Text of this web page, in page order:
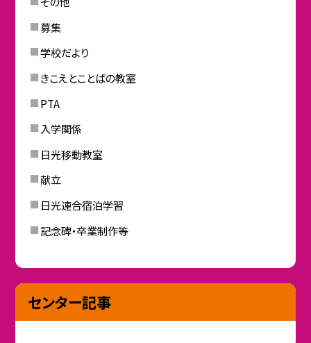
募集
学校だより
きこえとことばの教室
PTA
入学関係
日光移動教室
献立
日光連合宿泊学習
記念碑・卒業制作等
センター記事